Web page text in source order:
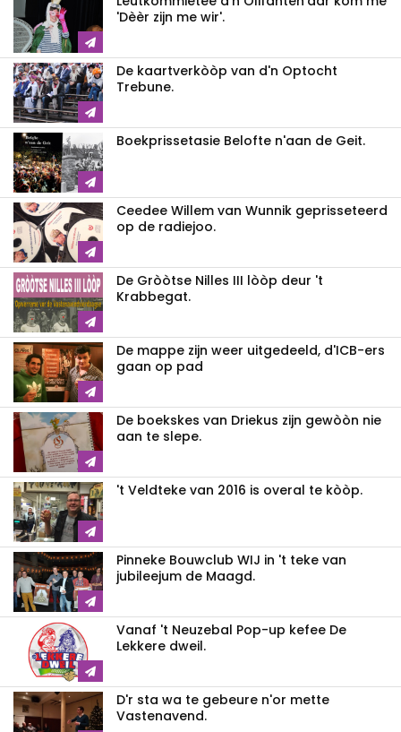
'Dèèr zijn me wir'.
De kaartverkòòp van d'n Optocht
Trebune.
Boekprissetasie Belofte n'aan de Geit.
Ceedee Willem van Wunnik geprisseteerd
op de radiejoo.
De Gròòtse Nilles III lòòp deur 't
Krabbegat.
De mappe zijn weer uitgedeeld, d'ICB-ers
gaan op pad
De boekskes van Driekus zijn gewòòn nie
aan te slepe.
't Veldteke van 2016 is overal te kòòp.
Pinneke Bouwclub WIJ in 't teke van
jubileejum de Maagd.
Vanaf 't Neuzebal Pop-up kefee De
Lekkere dweil.
D'r sta wa te gebeure n'or mette
Vastenavend.